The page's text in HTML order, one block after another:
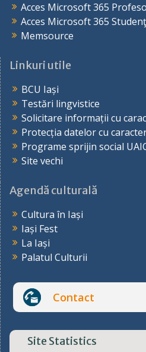
Acces Microsoft 365
Acces Microsoft 365
Memsource
Linkuri utile
BCU Iași
Testări lingvistice
Solicitare informații cu
Protecția datelor cu
Programe sprijin social
Site vechi
Agendă culturală
Cultura în Iași
Iași Fest
La Iași
Palatul Culturii
Contact
Site Statistics